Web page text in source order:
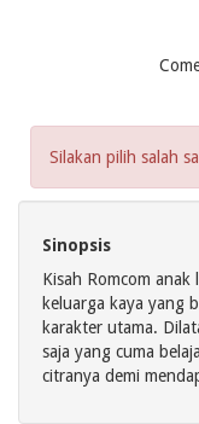
Silakan pilih salah
Sinopsis
Kisah Romcom
keluarga kaya yang
karakter utama.
saja yang cuma
citranya demi